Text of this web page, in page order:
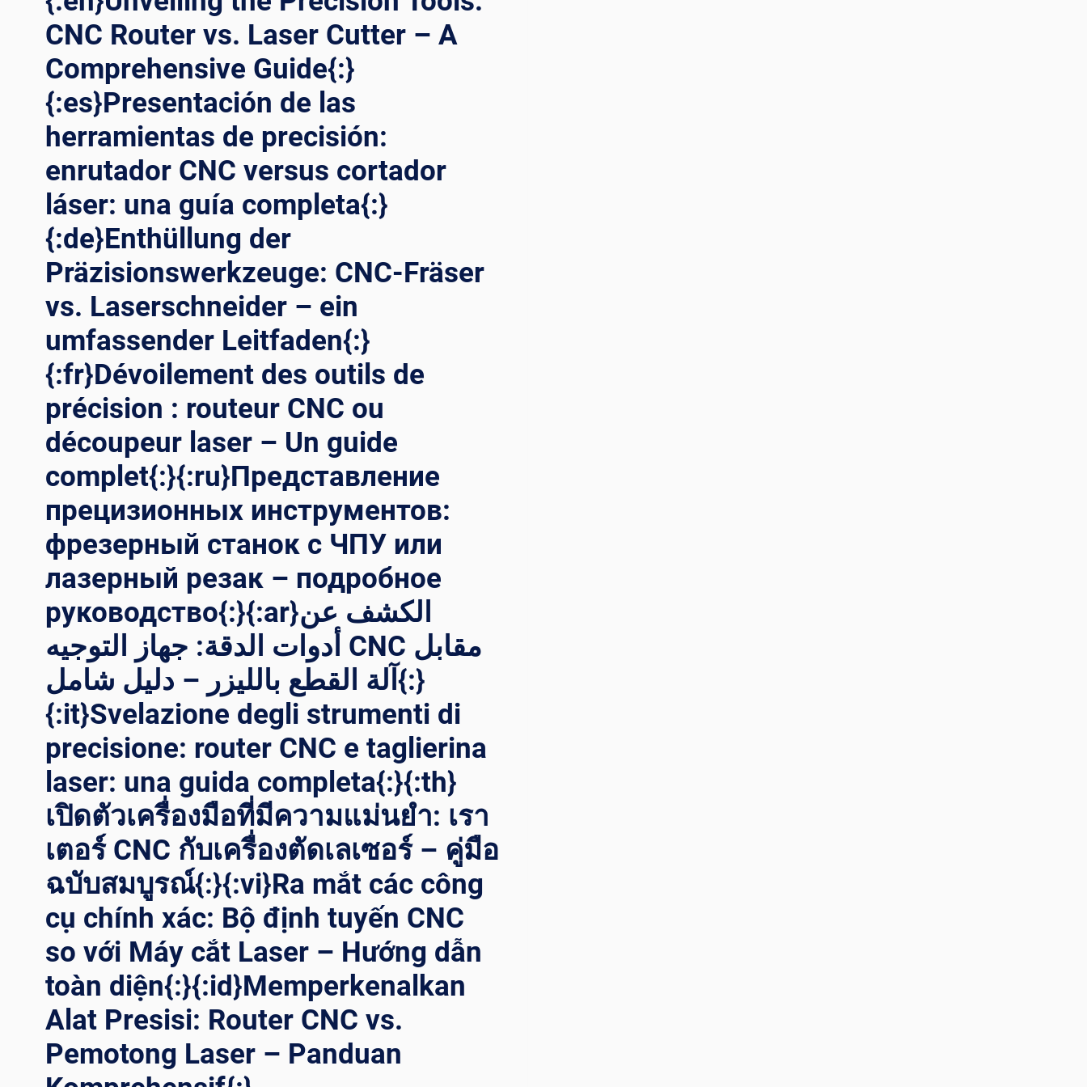
CNC Router vs. Laser Cutter – A
Comprehensive Guide{:}
{:es}Presentación de las
herramientas de precisión:
enrutador CNC versus cortador
láser: una guía completa{:}
{:de}Enthüllung der
Präzisionswerkzeuge: CNC-Fräser
vs. Laserschneider – ein
umfassender Leitfaden{:}
{:fr}Dévoilement des outils de
précision : routeur CNC ou
découpeur laser – Un guide
complet{:}{:ru}Представление
прецизионных инструментов:
фрезерный станок с ЧПУ или
лазерный резак – подробное
руководство{:}{:ar}الكشف عن
أدوات الدقة: جهاز التوجيه CNC مقابل
آلة القطع بالليزر – دليل شامل{:}
{:it}Svelazione degli strumenti di
precisione: router CNC e taglierina
laser: una guida completa{:}{:th}
เปิดตัวเครื่องมือที่มีความแม่นยำ: เรา
เตอร์ CNC กับเครื่องตัดเลเซอร์ – คู่มือ
ฉบับสมบูรณ์{:}{:vi}Ra mắt các công
cụ chính xác: Bộ định tuyến CNC
so với Máy cắt Laser – Hướng dẫn
toàn diện{:}{:id}Memperkenalkan
Alat Presisi: Router CNC vs.
Pemotong Laser – Panduan